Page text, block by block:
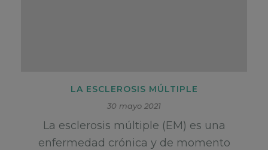
LA ESCLEROSIS MÚLTIPLE
30 mayo 2021
La esclerosis múltiple (EM) es una
enfermedad crónica y de momento